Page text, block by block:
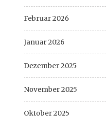
Februar 2026
Januar 2026
Dezember 2025
November 2025
Oktober 2025